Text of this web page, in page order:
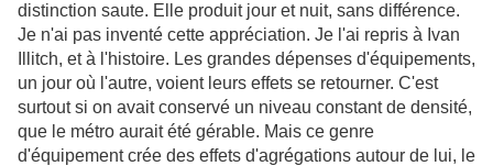
distinction saute. Elle produit jour et nuit, sans différence.
Je n'ai pas inventé cette appréciation. Je l'ai repris à Ivan
Illitch, et à l'histoire. Les grandes dépenses d'équipements,
un jour où l'autre, voient leurs effets se retourner. C'est
surtout si on avait conservé un niveau constant de densité,
que le métro aurait été gérable. Mais ce genre
d'équipement crée des effets d'agrégations autour de lui, le